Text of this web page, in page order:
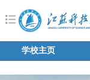
学校主页